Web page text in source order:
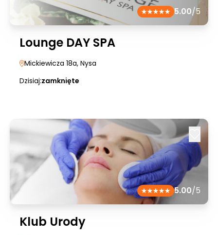
5.00/5
Lounge DAY SPA
Mickiewicza 18a, Nysa
Dzisiaj:zamknięte
5.00/5
Klub Urody